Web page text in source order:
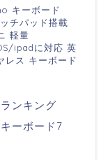
キーボード
チパッド搭載
軽量
ipadに対応 英
レス キーボード
ンキング
ーボード7